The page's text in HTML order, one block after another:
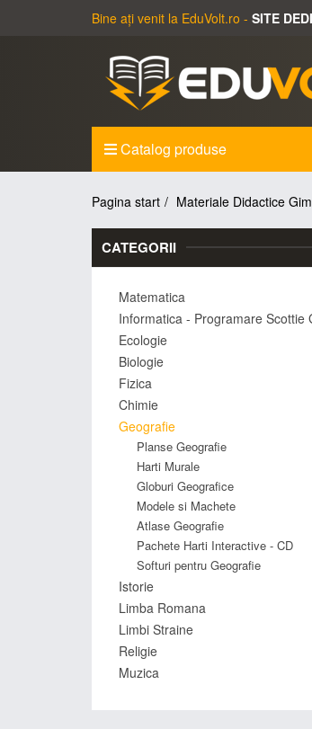
Bine ați venit la EduVolt.ro - SITE
Catalog produse
Pagina start Materiale Didactice
CATEGORII
Matematica
Informatica - Programare Scottie
Ecologie
Biologie
Fizica
Chimie
Geografie
Planse Geografie
Harti Murale
Globuri Geografice
Modele si Machete
Atlase Geografie
Pachete Harti Interactive - CD
Softuri pentru Geografie
Istorie
Limba Romana
Limbi Straine
Religie
Muzica